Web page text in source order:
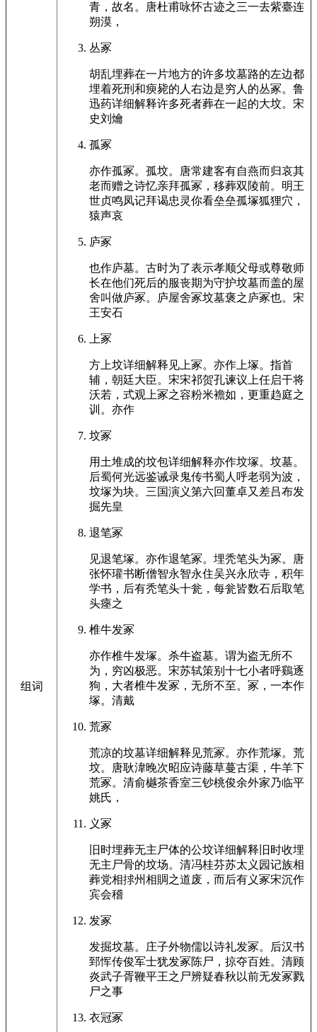
组词
青，故名。唐杜甫咏怀古迹之三一去紫臺连
朔漠，
丛冢
胡乱埋葬在一片地方的许多坟墓路的左边都
埋着死刑和瘐毙的人右边是穷人的丛冢。鲁
迅药详细解释许多死者葬在一起的大坟。宋
史刘爚
孤冢
亦作孤冢。孤坟。唐常建客有自燕而归哀其
老而赠之诗忆亲拜孤冢，移葬双陵前。明王
世贞鸣凤记拜谒忠灵你看垒垒孤塚狐狸穴，
猿声哀
庐冢
也作庐墓。古时为了表示孝顺父母或尊敬师
长在他们死后的服丧期为守护坟墓而盖的屋
舍叫做庐冢。庐屋舍冢坟墓褒之庐冢也。宋
王安石
上冢
方上坟详细解释见上冢。亦作上塚。指首
辅，朝廷大臣。宋宋祁贺孔谏议上任启干将
沃若，式观上冢之容粉米襜如，更重趋庭之
训。亦作
坟冢
用土堆成的坟包详细解释亦作坟塚。坟墓。
后蜀何光远鉴诫录鬼传书蜀人呼老弱为波，
坟塚为块。三国演义第六回董卓又差吕布发
掘先皇
退笔冢
见退笔塚。亦作退笔冢。埋秃笔头为冢。唐
张怀瓘书断僧智永智永住吴兴永欣寺，积年
学书，后有秃笔头十瓮，每瓮皆数石后取笔
头瘞之
椎牛发冢
亦作椎牛发塚。杀牛盗墓。谓为盗无所不
为，穷凶极恶。宋苏轼策别十七小者呼鷄逐
狗，大者椎牛发冢，无所不至。冢，一本作
塚。清戴
荒冢
荒凉的坟墓详细解释见荒冢。亦作荒塚。荒
坟。唐耿湋晚次昭应诗藤草蔓古渠，牛羊下
荒冢。清俞樾茶香室三钞桃俊余外家乃临平
姚氏，
义冢
旧时埋葬无主尸体的公坟详细解释旧时收埋
无主尸骨的坟场。清冯桂芬苏太义园记族相
葬党相捄州相賙之道废，而后有义冢宋沉作
宾会稽
发冢
发掘坟墓。庄子外物儒以诗礼发冢。后汉书
郅恽传俊军士犹发冢陈尸，掠夺百姓。清顾
炎武子胥鞭平王之尸辨疑春秋以前无发冢戮
尸之事
衣冠冢